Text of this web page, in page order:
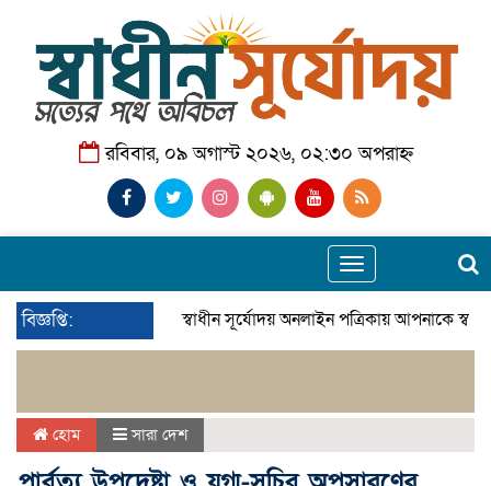
রবিবার, ০৯ অগাস্ট ২০২৬, ০২:৩০ অপরাহ্ন
Toggle
navigation
বিজ্ঞপ্তি: স্বাধীন সূর্যোদয় অনলাইন পত্রিকায় আপনাকে
হোম সারা দেশ